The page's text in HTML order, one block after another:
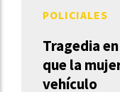
Tragedia
que la
vehículo
POLICIALES